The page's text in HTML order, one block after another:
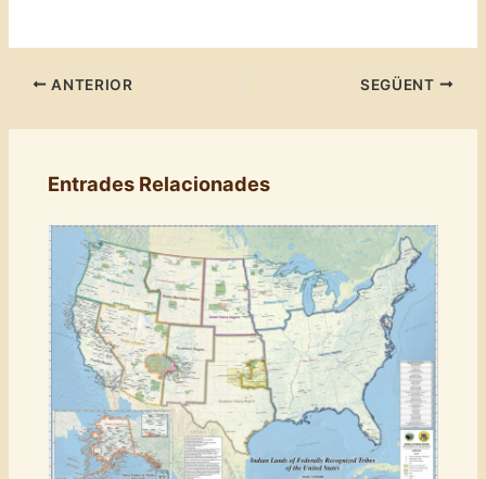
ANTERIOR SEGÜENT
Entrades Relacionades